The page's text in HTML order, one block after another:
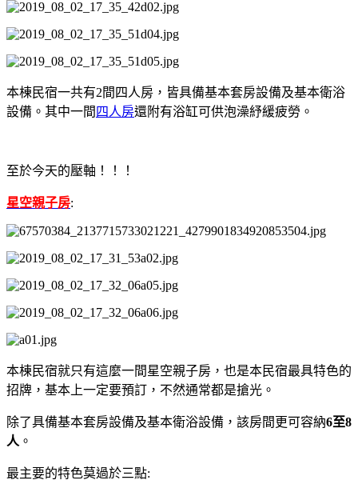
本棟民宿一共有2間四人房，皆具備基本套房設備及基本衛浴
設備。 其中一間 四人房還附有浴缸可供泡澡紓緩疲勞。
至於今天的壓軸！！！
星空親子房:
本棟民宿就只有這麼一間星空親子房，也是本民宿最具特色的
招牌，基本上一定要預訂，不然通常都是搶光 。
除了具備基本套房設備及基本衛浴設備，該房間更可容納6至8
人 。
最主要的特色莫過於三點: